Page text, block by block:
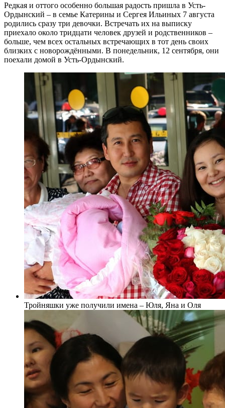
Редкая и оттого особенно большая радость пришла в Усть-
Ордынский – в семье Катерины и Сергея Ильиных 7 августа
родились сразу три девочки. Встречать их на выписку
приехало около тридцати человек друзей и родственников –
больше, чем всех остальных встречающих в тот день своих
близких с новорождёнными. В понедельник, 12 сентября, они
поехали домой в Усть-Ордынский.
Тройняшки уже получили имена – Юля, Яна и Оля